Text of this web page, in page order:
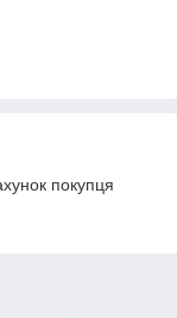
покупця